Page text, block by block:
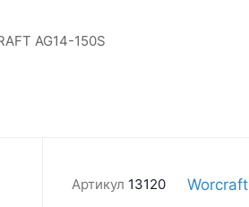
AG14-150S
Артикул 13120 Worcraft